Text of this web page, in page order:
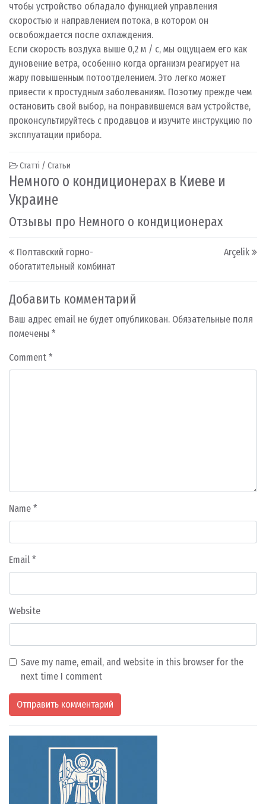
чтобы устройство обладало функцией управления
скоростью и направлением потока, в котором он
освобождается после охлаждения.
Если скорость воздуха выше 0,2 м / с, мы ощущаем его как
дуновение ветра, особенно когда организм реагирует на
жару повышенным потоотделением. Это легко может
привести к простудным заболеваниям. Поэотму прежде чем
остановить свой выбор, на понравившемся вам устройстве,
проконсультируйтесь с продавцов и изучите инструкцию по
эксплуатации прибора.
Статті / Статьи
Немного о кондиционерах в Киеве и
Украине
Отзывы про Немного о кондиционерах
Post navigation
Полтавский горно-
обогатительный комбинат
Arçelik
Добавить комментарий
Ваш адрес email не будет опубликован. Обязательные поля
помечены *
Comment *
Name *
Email *
Website
Save my name, email, and website in this browser for the
next time I comment